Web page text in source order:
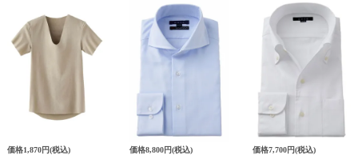
価格1,870円(税込) 価格8,800円(税込) 価格7,700円(税込)